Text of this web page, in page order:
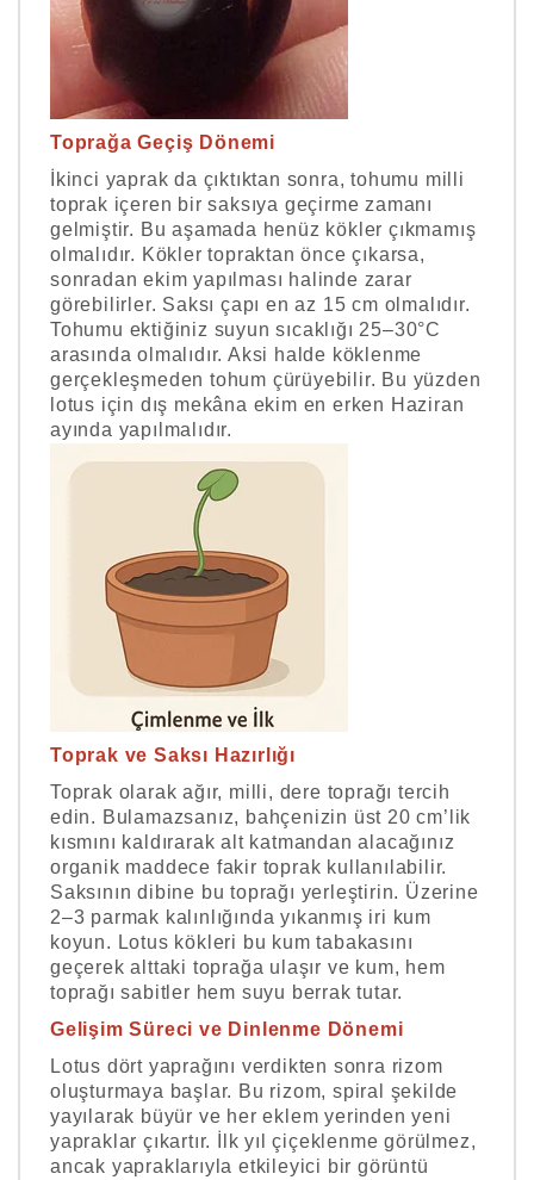
Toprağa Geçiş Dönemi
İkinci yaprak da çıktıktan sonra, tohumu milli
toprak içeren bir saksıya geçirme zamanı
gelmiştir. Bu aşamada henüz kökler çıkmamış
olmalıdır. Kökler topraktan önce çıkarsa,
sonradan ekim yapılması halinde zarar
görebilirler. Saksı çapı en az 15 cm olmalıdır.
Tohumu ektiğiniz suyun sıcaklığı 25–30°C
arasında olmalıdır. Aksi halde köklenme
gerçekleşmeden tohum çürüyebilir. Bu yüzden
lotus için dış mekâna ekim en erken Haziran
ayında yapılmalıdır.
Toprak ve Saksı Hazırlığı
Toprak olarak ağır, milli, dere toprağı tercih
edin. Bulamazsanız, bahçenizin üst 20 cm’lik
kısmını kaldırarak alt katmandan alacağınız
organik maddece fakir toprak kullanılabilir.
Saksının dibine bu toprağı yerleştirin. Üzerine
2–3 parmak kalınlığında yıkanmış iri kum
koyun. Lotus kökleri bu kum tabakasını
geçerek alttaki toprağa ulaşır ve kum, hem
toprağı sabitler hem suyu berrak tutar.
Gelişim Süreci ve Dinlenme Dönemi
Lotus dört yaprağını verdikten sonra rizom
oluşturmaya başlar. Bu rizom, spiral şekilde
yayılarak büyür ve her eklem yerinden yeni
yapraklar çıkartır. İlk yıl çiçeklenme görülmez,
ancak yapraklarıyla etkileyici bir görüntü